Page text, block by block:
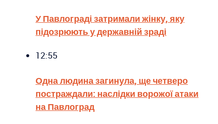
У Павлограді затримали жінку, яку
підозрюють у державній зраді
12:55
Одна людина загинула, ще четверо
постраждали: наслідки ворожої атаки
на Павлоград